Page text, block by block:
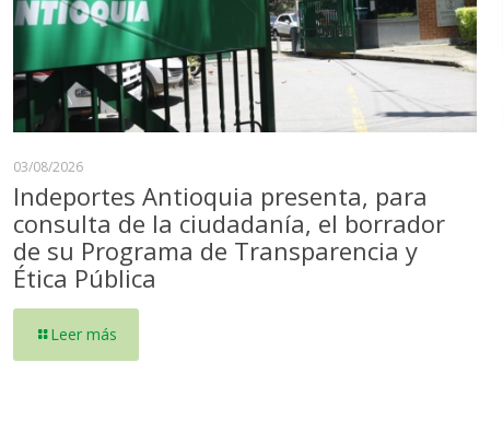
03/08/2026
Indeportes Antioquia presenta, para
consulta de la ciudadanía, el borrador
de su Programa de Transparencia y
Ética Pública
Leer más